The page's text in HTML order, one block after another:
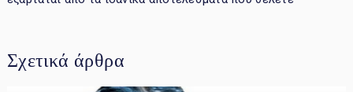
Σχετικά άρθρα